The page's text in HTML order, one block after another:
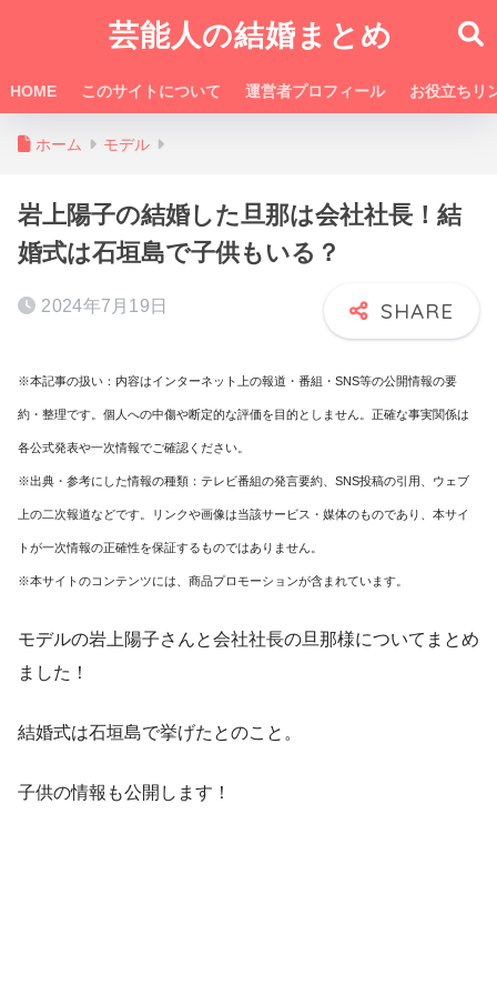
芸能人の結婚まとめ
HOME このサイトについて 運営者プロフィール お役立ちリ
ホーム モデル
岩上陽子の結婚した旦那は会社社長！結
婚式は石垣島で子供もいる？
2024年7月19日
※本記事の扱い：内容はインターネット上の報道・番組・SNS等の公開情報の要
約・整理です。個人への中傷や断定的な評価を目的としません。正確な事実関係は
各公式発表や一次情報でご確認ください。
※出典・参考にした情報の種類：テレビ番組の発言要約、SNS投稿の引用、ウェブ
上の二次報道などです。リンクや画像は当該サービス・媒体のものであり、本サイ
トが一次情報の正確性を保証するものではありません。
※本サイトのコンテンツには、商品プロモーションが含まれています。
モデルの岩上陽子さんと会社社長の旦那様についてまとめ
ました！
結婚式は石垣島で挙げたとのこと。
子供の情報も公開します！